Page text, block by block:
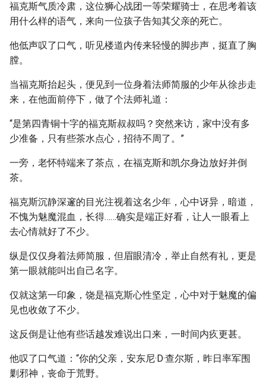
福克斯气质冷肃，这位狮心战团一等荣耀骑士，在思考着该
用什么样的语气，来向一位孩子告知其父亲的死亡。
他低声叹了口气，听见楼道内传来轻慢的脚步声，挺直了胸
膛。
当福克斯抬起头，便见到一位身着法师简服的少年从徐步走
来，在他面前停下，做了个法师礼道：
“是第四青铜十字的福克斯叔叔吗？突然来访，家中没有多
少准备，只有些茶水点心，招待不周了。”
一旁，老怀特端来了茶点，在福克斯和凯尔身边放好并倒
茶。
福克斯沉静深邃的目光注视着这名少年，心中讶异，暗道，
不愧为魅魔混血，长得……确实是端正好看，让人一眼看上
去心情就好了不少。
纵是仅仅身着法师简服，但眉眼清冷，举止自然有礼，更是
第一眼就能叫出自己名字。
仅就这第一印象，饶是福克斯心性坚定，心中对于魅魔的偏
见也收敛了不少。
这反倒是让他有些话越发难说出口来，一时间内疚更甚。
他叹了口气道：“你的父亲，安东尼·D·查尔斯，昨日率军围
剿邪神，丧命于荒野。